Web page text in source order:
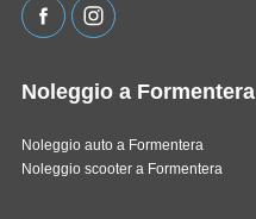
Noleggio a Formentera
Noleggio auto a Formentera
Noleggio scooter a Formentera